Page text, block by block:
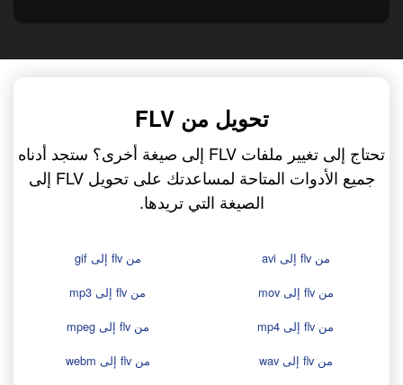
تحويل من FLV
تحتاج إلى تغيير ملفات FLV إلى صيغة أخرى؟ ستجد أدناه
جميع الأدوات المتاحة لمساعدتك على تحويل FLV إلى
الصيغة التي تريدها.
من flv إلى avi
من flv إلى gif
من flv إلى mov
من flv إلى mp3
من flv إلى mp4
من flv إلى mpeg
من flv إلى wav
من flv إلى webm